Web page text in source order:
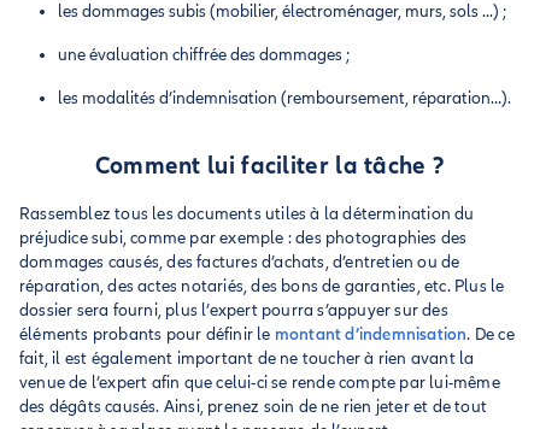
les dommages subis (mobilier, électroménager, murs, sols ...) ;
une évaluation chiffrée des dommages ;
les modalités d’indemnisation (remboursement, réparation…).
Comment lui faciliter la tâche ?
Rassemblez tous les documents utiles à la détermination du
préjudice subi, comme par exemple : des photographies des
dommages causés, des factures d’achats, d’entretien ou de
réparation, des actes notariés, des bons de garanties, etc. Plus le
dossier sera fourni, plus l’expert pourra s’appuyer sur des
éléments probants pour définir le montant d’indemnisation. De ce
fait, il est également important de ne toucher à rien avant la
venue de l’expert afin que celui-ci se rende compte par lui-même
des dégâts causés. Ainsi, prenez soin de ne rien jeter et de tout